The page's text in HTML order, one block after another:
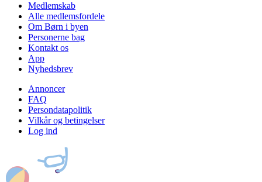
Medlemskab
Alle medlemsfordele
Om Børn i byen
Personerne bag
Kontakt os
App
Nyhedsbrev
Annoncer
FAQ
Persondatapolitik
Vilkår og betingelser
Log ind